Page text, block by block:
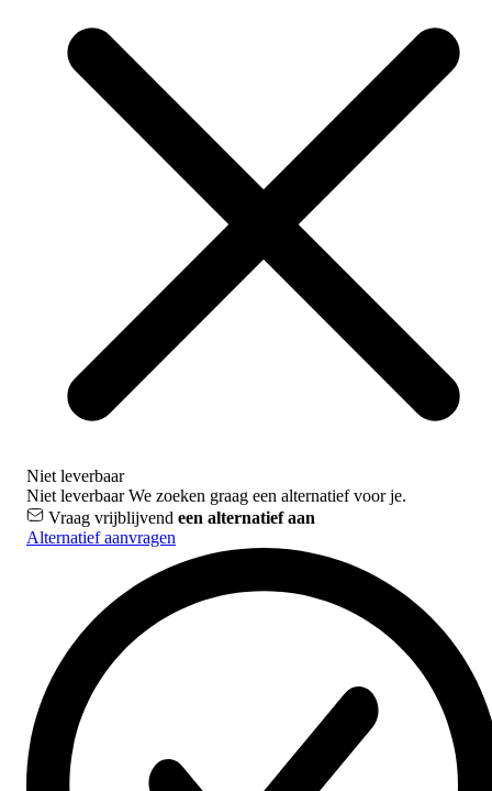
Niet leverbaar
Niet leverbaarWe zoeken graag een alternatief voor je.
Vraag vrijblijvend een alternatief aan
Alternatief aanvragen